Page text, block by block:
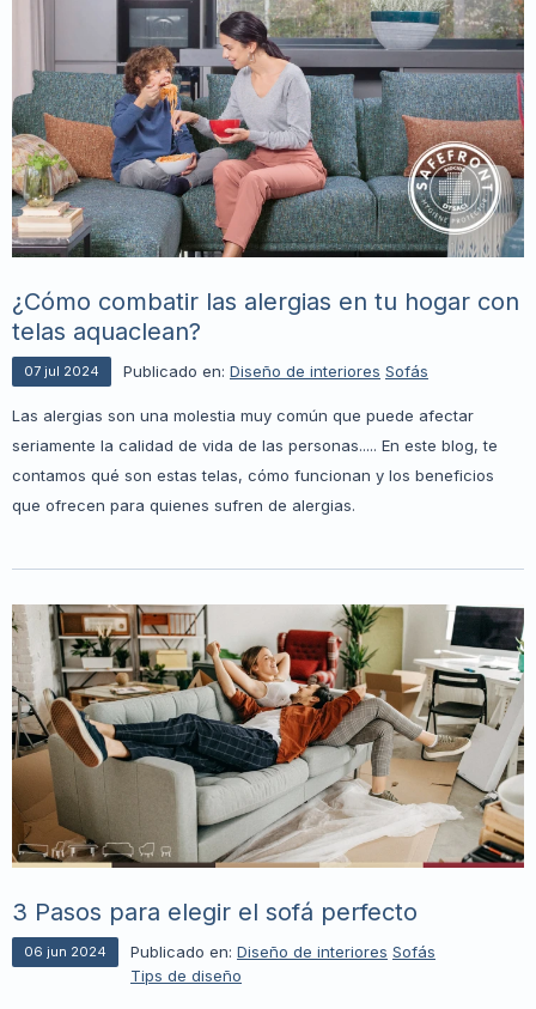
¿Cómo combatir las alergias en tu hogar con
telas aquaclean?
07 jul 2024 Publicado en: Diseño de interiores Sofás
Las alergias son una molestia muy común que puede afectar
seriamente la calidad de vida de las personas..... En este blog, te
contamos qué son estas telas, cómo funcionan y los beneficios
que ofrecen para quienes sufren de alergias.
3 Pasos para elegir el sofá perfecto
06 jun 2024 Publicado en: Diseño de interiores Sofás
Tips de diseño